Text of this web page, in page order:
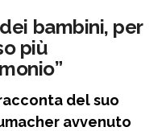
bambini, per
più
del suo
avvenuto